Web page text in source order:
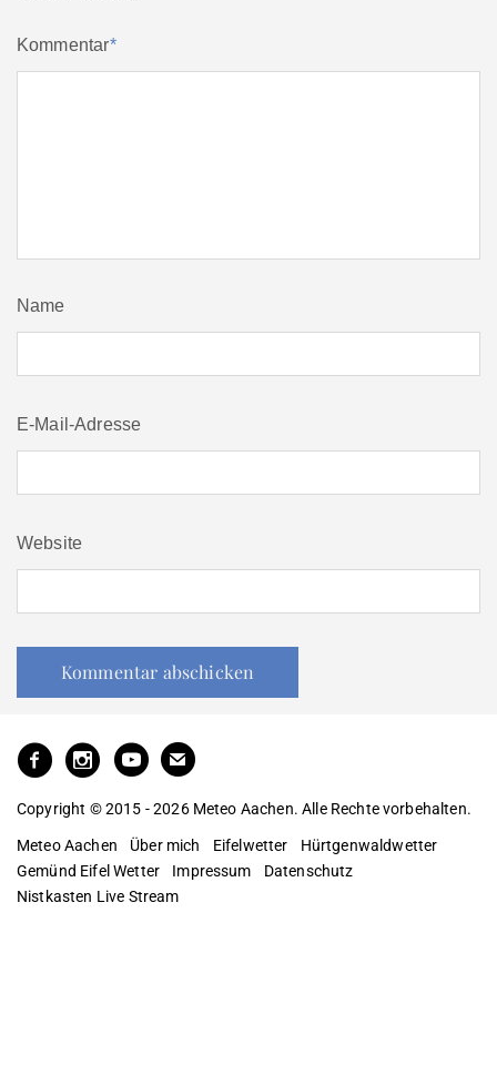
Kommentar*
Name
E-Mail-Adresse
Website
Copyright © 2015 - 2026 Meteo Aachen. Alle Rechte vorbehalten.
Meteo Aachen Über mich Eifelwetter
Hürtgenwaldwetter
Gemünd Eifel Wetter
Impressum
Datenschutz
Nistkasten Live Stream